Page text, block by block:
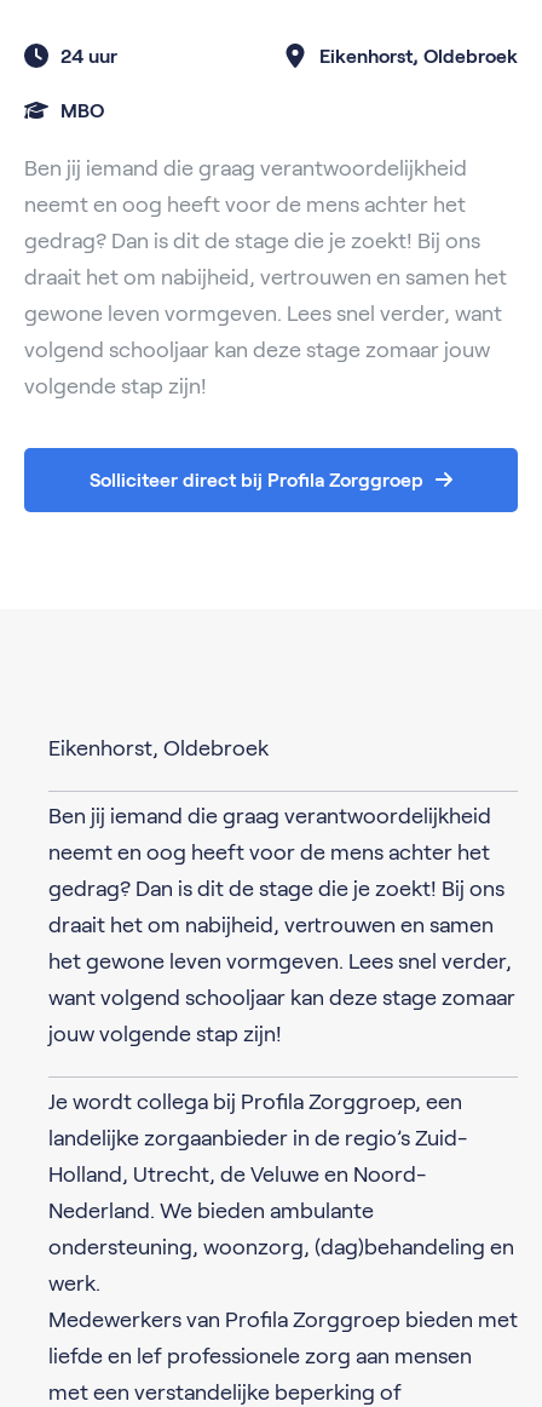
24 uur Eikenhorst, Oldebroek
MBO
Ben jij iemand die graag verantwoordelijkheid
neemt en oog heeft voor de mens achter het
gedrag? Dan is dit de stage die je zoekt! Bij ons
draait het om nabijheid, vertrouwen en samen het
gewone leven vormgeven. Lees snel verder, want
volgend schooljaar kan deze stage zomaar jouw
volgende stap zijn!
Solliciteer direct bij Profila Zorggroep
Eikenhorst, Oldebroek
Ben jij iemand die graag verantwoordelijkheid
neemt en oog heeft voor de mens achter het
gedrag? Dan is dit de stage die je zoekt! Bij ons
draait het om nabijheid, vertrouwen en samen
het gewone leven vormgeven. Lees snel verder,
want volgend schooljaar kan deze stage zomaar
jouw volgende stap zijn!
Je wordt collega bij Profila Zorggroep, een
landelijke zorgaanbieder in de regio’s Zuid-
Holland, Utrecht, de Veluwe en Noord-
Nederland. We bieden ambulante
ondersteuning, woonzorg, (dag)behandeling en
werk.
Medewerkers van Profila Zorggroep bieden met
liefde en lef professionele zorg aan mensen
met een verstandelijke beperking of